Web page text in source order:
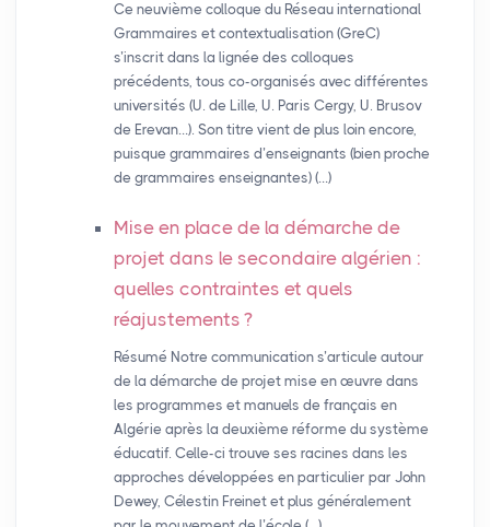
Ce neuvième colloque du Réseau international
Grammaires et contextualisation (GreC)
s’inscrit dans la lignée des colloques
précédents, tous co-organisés avec différentes
universités (U. de Lille, U. Paris Cergy, U. Brusov
de Erevan…). Son titre vient de plus loin encore,
puisque grammaires d’enseignants (bien proche
de grammaires enseignantes) (…)
Mise en place de la démarche de
projet dans le secondaire algérien :
quelles contraintes et quels
réajustements ?
Résumé Notre communication s’articule autour
de la démarche de projet mise en œuvre dans
les programmes et manuels de français en
Algérie après la deuxième réforme du système
éducatif. Celle-ci trouve ses racines dans les
approches développées en particulier par John
Dewey, Célestin Freinet et plus généralement